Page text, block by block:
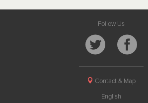
Follow Us
Contact & Map
English